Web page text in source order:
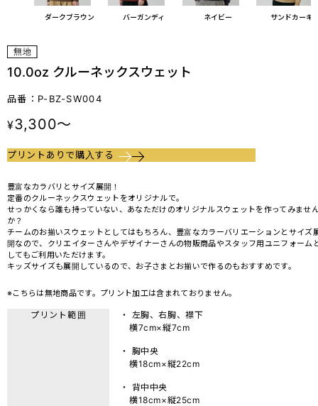
ダークブラウン バーガンディ ネイビー サンドカーキ
10.0oz クルーネックスウェット
品番：P-BZ-SW004
¥3,300～
プリントありで購入する
豊富なカラバリとサイズ展開！
定番のクルーネックスウェットをオリジナルで。
せっかくなら誰も持っていない、あなただけのオリジナルスウェットを作ってみませ
か？
チームのお揃いスウェットとしてはもちろん、豊富なカラーバリエーションとサイズ
開なので、クリエイターさんやデザイナーさんの物販商品やスタッフ用ユニフォーム
してもご利用いただけます。
キッズサイズも展開しているので、お子さまとお揃いで作るのもおすすめです。
※こちらは無地商品です。プリント加工は含まれておりません。
プリント範囲
・ 左胸、右胸、襟下
横7cm×縦7cm
・ 胸中央
横18cm×縦22cm
・ 背中中央
横18cm×縦25cm